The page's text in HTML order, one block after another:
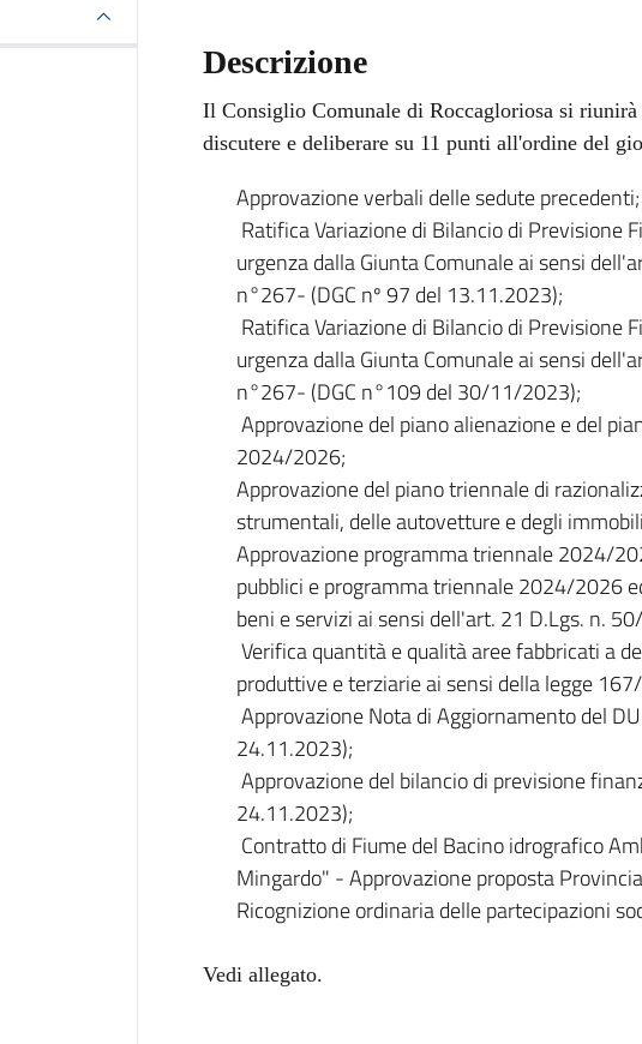
Descrizione
Il Consiglio Comunale di Roccagloriosa si
discutere e deliberare su 11 punti all'ordine del
Approvazione verbali delle sedute precedenti;
Ratifica Variazione di Bilancio di
urgenza dalla Giunta Comunale ai sensi
n°267- (DGC nº 97 del 13.11.2023);
Ratifica Variazione di Bilancio di
urgenza dalla Giunta Comunale ai sensi
n°267- (DGC n°109 del 30/11/2023);
Approvazione del piano alienazione e del
2024/2026;
Approvazione del piano triennale di
strumentali, delle autovetture e degli
Approvazione programma triennale 2024/
pubblici e programma triennale 2024/2026
beni e servizi ai sensi dell'art. 21 D.Lgs. n.
Verifica quantità e qualità aree fabbricati a
produttive e terziarie ai sensi della legge
Approvazione Nota di Aggiornamento del
24.11.2023);
Approvazione del bilancio di previsione
24.11.2023);
Contratto di Fiume del Bacino idrografico
Mingardo" - Approvazione proposta
Ricognizione ordinaria delle partecipazioni
Vedi allegato.